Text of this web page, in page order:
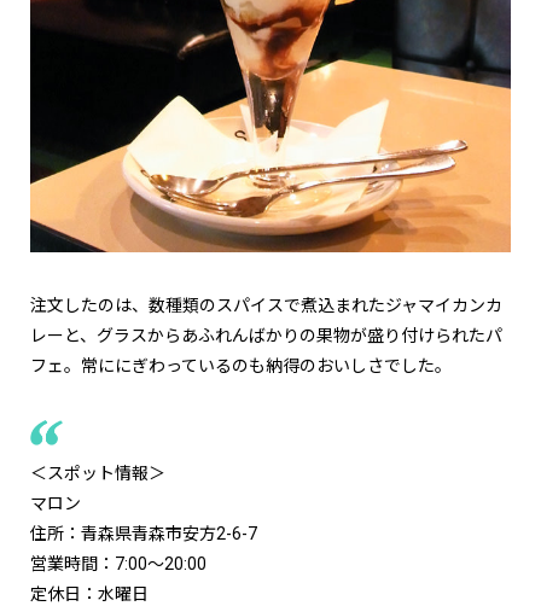
注文したのは、数種類のスパイスで煮込まれたジャマイカンカ
レーと、グラスからあふれんばかりの果物が盛り付けられたパ
フェ。常ににぎわっているのも納得のおいしさでした。
＜スポット情報＞
マロン
住所：青森県青森市安方2-6-7
営業時間：7:00～20:00
定休日：水曜日